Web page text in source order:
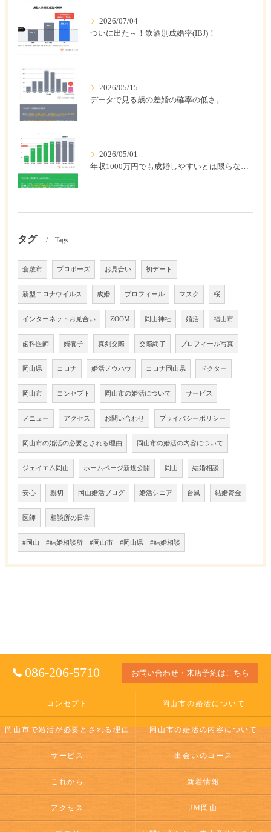
2026/07/04
ついに出た～！飲酒別成婚率(IBJ)！
2026/05/15
データで見る歳の差婚の確率の低さ。
2026/05/01
年収1000万円でも成婚しやすいとは限らない? 「年収帯別の成婚率」のリアル
タグ Tags
倉敷市 プロポーズ お見合い 初デート
新型コロナウイルス 成婚 プロフィール マスク 桜
インターネットお見合い ZOOM 岡山神社 婚活 福山市
歯科医師 婿養子 真剣交際 交際終了 プロフィール写真
岡山県 コロナ 婚活ノウハウ コロナ岡山県 ドクター
岡山市 コンセプト 岡山市の婚活について サービス
メニュー アクセス お問い合わせ プライバシーポリシー
岡山市の婚活の必要とされる理由 岡山市の婚活の内容について
ジェイエム岡山 ホームページ新規公開 岡山 結婚相談
安心 親切 岡山婚活ブログ 婚活シニア 台風 結婚資金
医師 相談所の日常
#岡山 #結婚相談所 #岡山市 #岡山県 #結婚相談
086-206-5710 お問い合わせ・来店予約はこちら
コンセプト 岡山市の婚活について
岡山市で婚活が必要とされる理由 岡山市の婚活の内容について
サービス 出会いのコース
これから 新着情報
アクセス JM岡山